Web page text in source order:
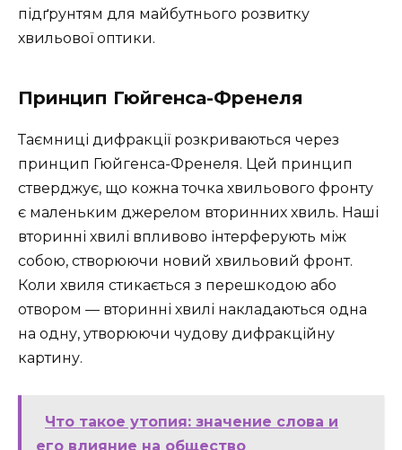
підґрунтям для майбутнього розвитку
хвильової оптики.
Принцип Гюйгенса-Френеля
Таємниці дифракції розкриваються через
принцип Гюйгенса-Френеля. Цей принцип
стверджує, що кожна точка хвильового фронту
є маленьким джерелом вторинних хвиль. Наші
вторинні хвилі впливово інтерферують між
собою, створюючи новий хвильовий фронт.
Коли хвиля стикається з перешкодою або
отвором — вторинні хвилі накладаються одна
на одну, утворюючи чудову дифракційну
картину.
Что такое утопия: значение слова и
его влияние на общество